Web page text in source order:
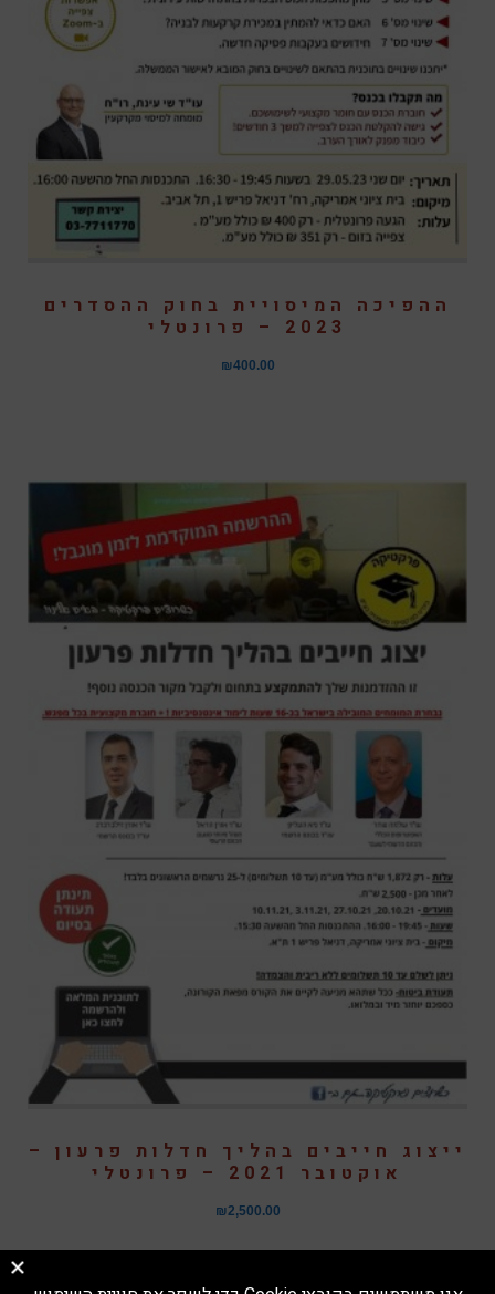
ההפיכה המיסויית בחוק ההסדרים
2023 – פרונטלי
₪400.00
ייצוג חייבים בהליך חדלות פרעון –
אוקטובר 2021 – פרונטלי
₪2,500.00